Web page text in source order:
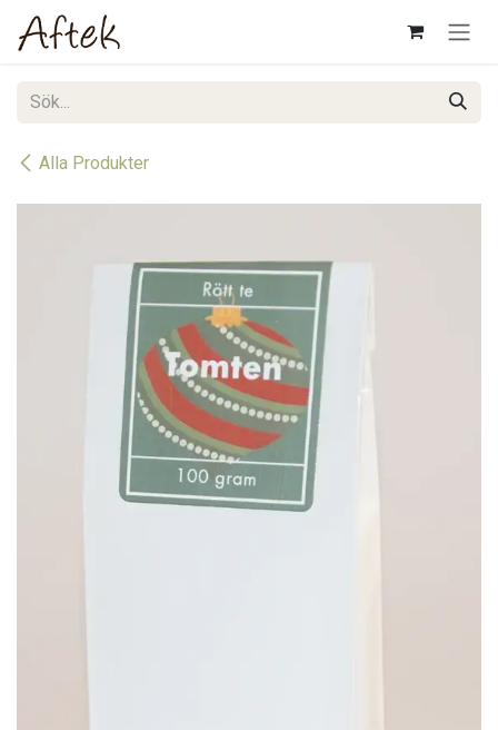
Hoppa till innehåll
Alla Produkter